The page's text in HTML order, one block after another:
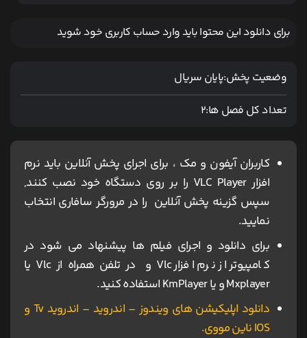
برای دانلود این محتوا باید وارد حساب کاربری خود شوید
وضعیت پخش:پایان سریال
تعداد کل فصل ها:2
کاربران آیفون و مک ، برای اجرای پخش آنلاین باید نرم
افزار VLC Player را بر روی دستگاه خود نصب کنند,
سپس گزینه پخش آنلاین را در مرورگر سافاری انتخاب
نمایید.
برای دانلود و اجرای فیلم ها پیشنهاد می شود در
کامپیوتر از نرم افزار Vlc و در تلفن همراه از Vlc یا
Mxplayer و یا KmPlayer استفاده کنید.
دانلود اپلیکیشن های ویندوز – اندروید – اندروید Tv و
IOS ناین مووی.